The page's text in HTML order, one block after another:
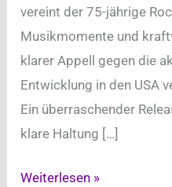
vereint der 75-jährige
Musikmomente und
klarer Appell gegen die
Entwicklung in den USA
Ein überraschender
klare Haltung […]
Bruce
Weiterlesen »